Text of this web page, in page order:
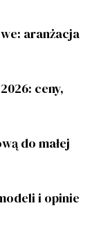
aranżacja
ceny,
do małej
i opinie